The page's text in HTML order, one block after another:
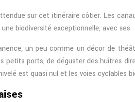
sur cet itinéraire côtier. Les
biodiversité exceptionnelle, avec ses
un peu comme un décor de
petits ports, de déguster des huîtres
est quasi nul et les voies cyclables